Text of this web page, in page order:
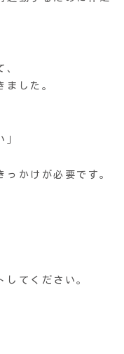
、
ました。
」
っかけが必要です。
してください。